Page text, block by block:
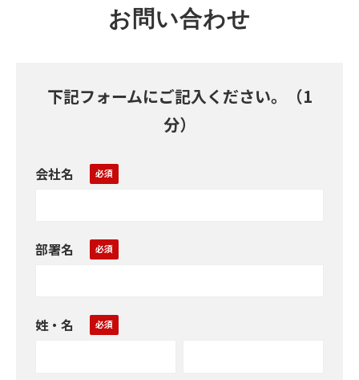
お問い合わせ
下記フォームにご記入ください。（1
分）
会社名
部署名
姓・名